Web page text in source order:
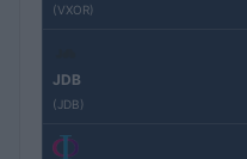
(VXOR)
JDB
(JDB)